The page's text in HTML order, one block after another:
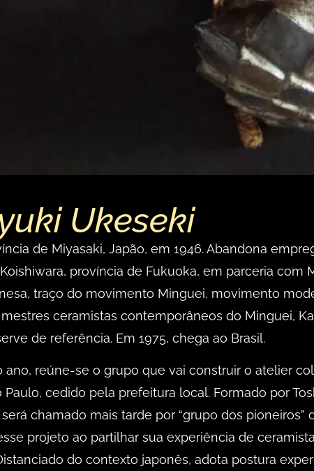
Ukeseki
de Miyasaki, Japão, em 1946. Abandona
província de Fukuoka, em parceria
traço do movimento Minguei, movimento
ceramistas contemporâneos do Minguei,
de referência. Em 1975, chega ao Brasil.
ano, reúne-se o grupo que vai construir o atelier
Paulo, cedido pela prefeitura local. Formado por
chamado mais tarde por “grupo dos
projeto ao partilhar sua experiência de
do contexto japonês, adota postura